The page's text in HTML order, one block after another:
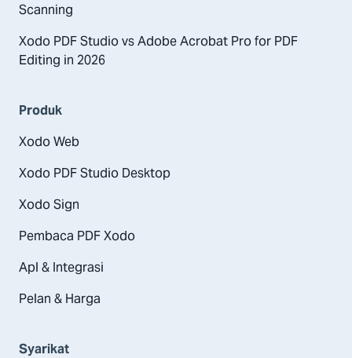
Scanning
Xodo PDF Studio vs Adobe Acrobat Pro for PDF
Editing in 2026
Produk
Xodo Web
Xodo PDF Studio Desktop
Xodo Sign
Pembaca PDF Xodo
Apl & Integrasi
Pelan & Harga
Syarikat